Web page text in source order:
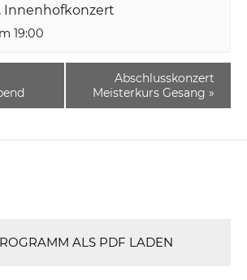
Innenhofkonzert
19:00
Abschlusskonzert
Meisterkurs Gesang »
ALS PDF LADEN